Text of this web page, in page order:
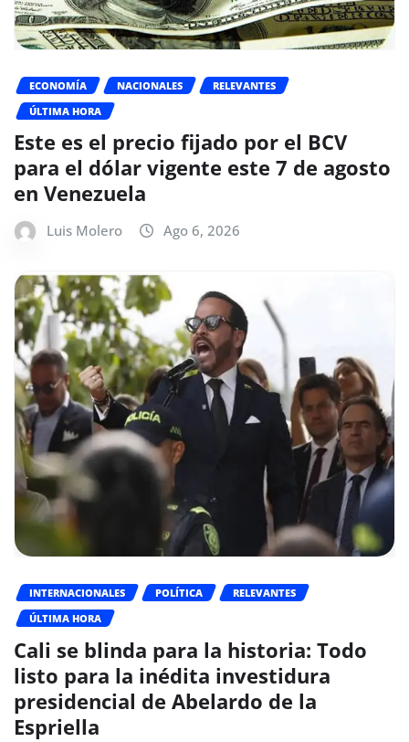
ECONOMÍA NACIONALES
RELEVANTES
ÚLTIMA HORA
Este es el precio fijado por el BCV
para el dólar vigente este 7 de agosto
en Venezuela
Luis Molero Ago 6, 2026
INTERNACIONALES POLÍTICA
RELEVANTES
ÚLTIMA HORA
Cali se blinda para la historia: Todo
listo para la inédita investidura
presidencial de Abelardo de la
Espriella